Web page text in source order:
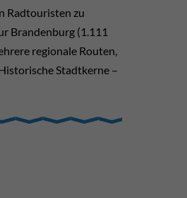
Radtouristen zu
Brandenburg (1.111
regionale Routen,
Stadtkerne –